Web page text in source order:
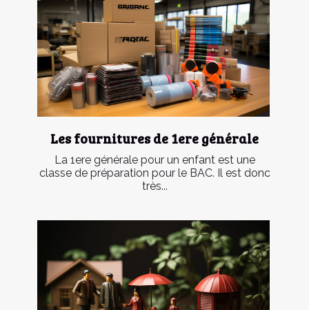
Les fournitures de 1ere générale
La 1ere générale pour un enfant est une
classe de préparation pour le BAC. Il est donc
très...